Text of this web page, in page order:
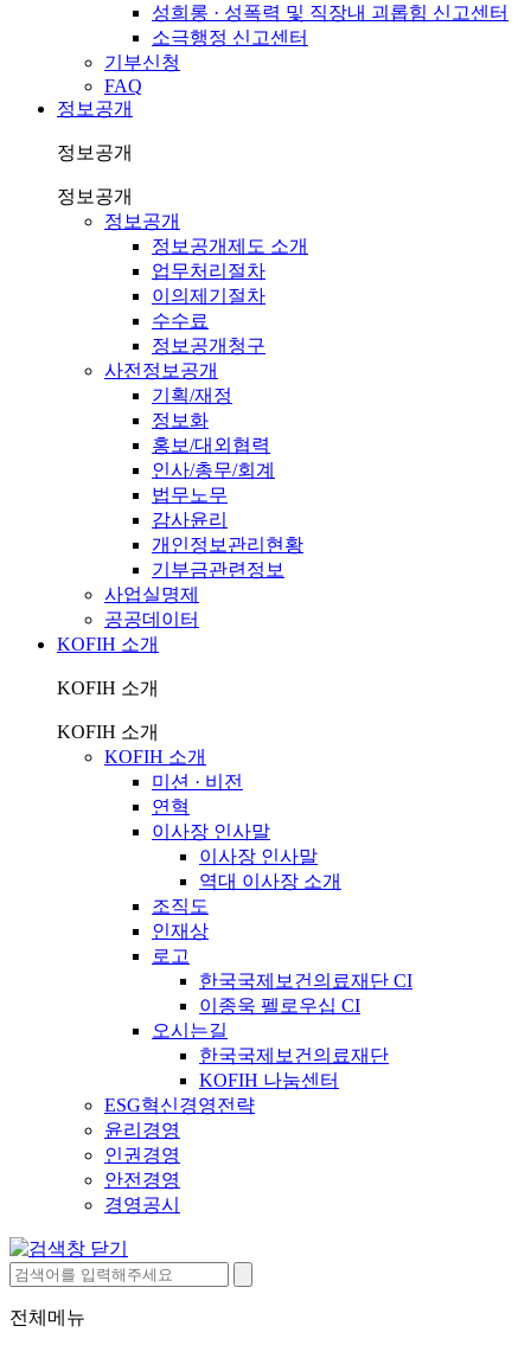
성희롱 · 성폭력 및 직장내 괴롭힘 신고센터
소극행정 신고센터
기부신청
FAQ
정보공개
정보공개
정보공개
정보공개
정보공개제도 소개
업무처리절차
이의제기절차
수수료
정보공개청구
사전정보공개
기획/재정
정보화
홍보/대외협력
인사/총무/회계
법무노무
감사윤리
개인정보관리현황
기부금관련정보
사업실명제
공공데이터
KOFIH 소개
KOFIH 소개
KOFIH 소개
KOFIH 소개
미션 · 비전
연혁
이사장 인사말
이사장 인사말
역대 이사장 소개
조직도
인재상
로고
한국국제보건의료재단 CI
이종욱 펠로우십 CI
오시는길
한국국제보건의료재단
KOFIH 나눔센터
ESG혁신경영전략
윤리경영
인권경영
안전경영
경영공시
전체메뉴